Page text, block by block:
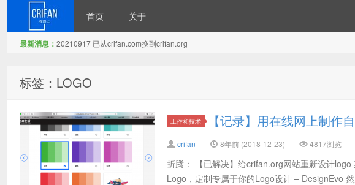
首页 关于
最新消息： 20210917 已从crifan.com换到crifan.org
标签：LOGO
工作和技术 【记录】用在线网上制作
crifan 8年前 (2018-12-23) 4817浏览
折腾： 【已解决】给crifan.org网站重新设计
Logo，定制专属于你的Logo设计 – DesignEvo